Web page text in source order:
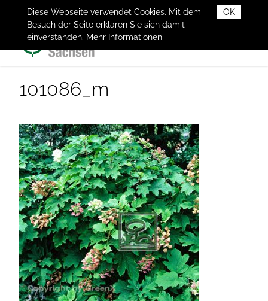
OK
Diese Webseite verwendet Cookies. Mit dem
Besuch der Seite erklären Sie sich damit
einverstanden. Mehr Informationen
101086_m